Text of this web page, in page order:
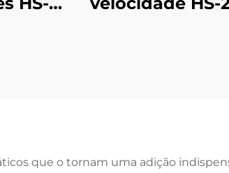
que o tornam uma adição